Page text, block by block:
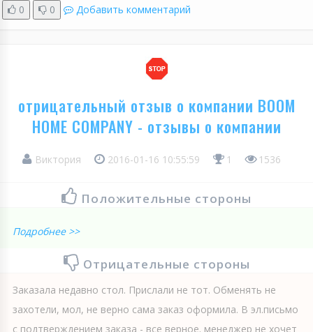
0 0 Добавить комментарий
отрицательный отзыв о компании BOOM
HOME COMPANY - отзывы о компании
Виктория 2016-01-16 10:55:59 1 1536
Положительные стороны
Подробнее >>
Отрицательные стороны
Заказала недавно стол. Прислали не тот. Обменять не
захотели, мол, не верно сама заказ оформила. В эл.письмо
с подтверждением заказа - все верное. менеджер не хочет